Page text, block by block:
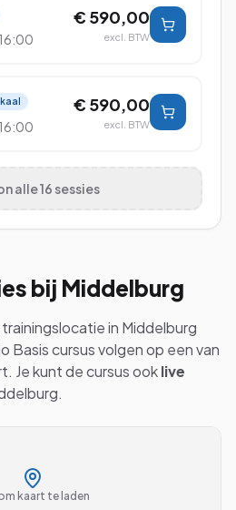
€ 590,00
excl. BTW
€ 590,00
excl. BTW
alle16 sessies
bij Middelburg
in Middelburg
Basiscursus volgen op een van
Je kunt de cursus ooklive
.
kaart te laden